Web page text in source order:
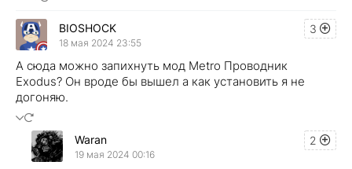
3
BIOSHOCK
18 мая 2024 23:55
А сюда можно запихнуть мод Metro Проводник
Exodus? Он вроде бы вышел а как установить я не
догоняю.
2
Waran
19 мая 2024 00:16